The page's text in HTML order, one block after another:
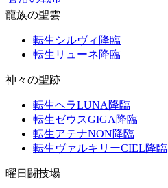
龍族の聖雲
転生シルヴィ降臨
転生リューネ降臨
神々の聖跡
転生ヘラLUNA降臨
転生ゼウスGIGA降臨
転生アテナNON降臨
転生ヴァルキリーCIEL降臨
曜日闘技場